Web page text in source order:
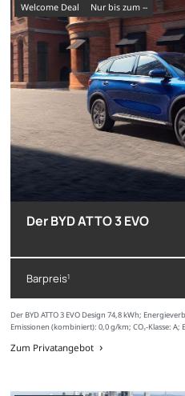
Welcome Deal nur bis zum --
Der BYD ATTO 3 EVO
Barpreis1
Der BYD ATTO 3 EVO Design 74,8 kWh;
Emissionen (kombiniert): 0,0 g/km; CO₂-Klasse: A;
Zum Privatangebot